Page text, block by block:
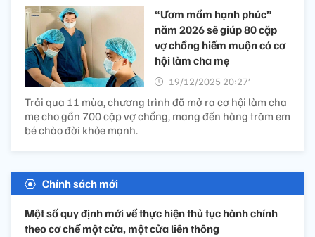
“Ươm mầm hạnh phúc”
năm 2026 sẽ giúp 80 cặp
vợ chồng hiếm muộn có cơ
hội làm cha mẹ
19/12/2025 20:27’
Trải qua 11 mùa, chương trình đã mở ra cơ hội làm cha
mẹ cho gần 700 cặp vợ chồng, mang đến hàng trăm em
bé chào đời khỏe mạnh.
Chính sách mới
Một số quy định mới về thực hiện thủ tục hành chính
theo cơ chế một cửa, một cửa liên thông